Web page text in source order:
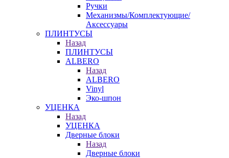
Ручки
Механизмы/Комплектующие/
Аксессуары
ПЛИНТУСЫ
Назад
ПЛИНТУСЫ
ALBERO
Назад
ALBERO
Vinyl
Эко-шпон
УЦЕНКА
Назад
УЦЕНКА
Дверные блоки
Назад
Дверные блоки